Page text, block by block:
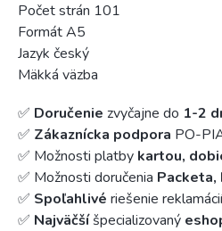
Počet strán 101
Formát A5
Jazyk český
Mäkká väzba
✅ Doručenie zvyčajne do 1-2
✅ Zákaznícka podpora PO-
✅ Možnosti platby kartou,
✅ Možnosti doručenia Packeta,
✅ Spoľahlivé riešenie reklamácií
✅ Najväčšíšpecializovaný